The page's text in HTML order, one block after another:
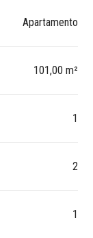
Apartamento
101,00 m²
1
2
1